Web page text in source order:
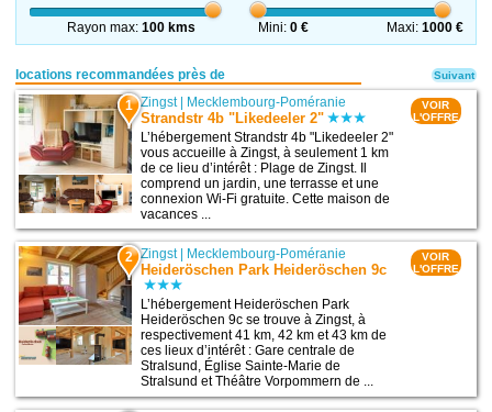
Rayon max:100 kms Mini:0 € Maxi: 1000 €
locations recommandées près de
1 Zingst| Mecklembourg-Poméranie
Strandstr 4b "Likedeeler 2"
L’hébergement Strandstr 4b "Likedeeler 2"
vous accueille à Zingst, à seulement 1 km
de ce lieu d’intérêt : Plage de Zingst. Il
comprend un jardin, une terrasse et une
connexion Wi-Fi gratuite. Cette maison de
vacances ...
VOIR
L'OFFRE
2 Zingst| Mecklembourg-Poméranie
Heideröschen Park Heideröschen 9c
L’hébergement Heideröschen Park
Heideröschen 9c se trouve à Zingst, à
respectivement 41 km, 42 km et 43 km de
ces lieux d’intérêt : Gare centrale de
Stralsund, Église Sainte-Marie de
Stralsund et Théâtre Vorpommern de ...
VOIR
L'OFFRE
Suivant